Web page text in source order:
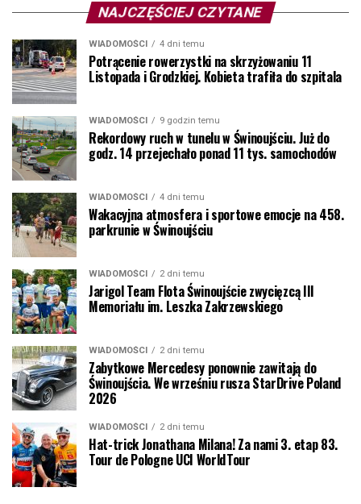
NAJCZĘŚCIEJ CZYTANE
WIADOMOŚCI 4 dni temu
Potrącenie rowerzystki na skrzyżowaniu 11
Listopada i Grodzkiej. Kobieta trafiła do szpitala
WIADOMOŚCI 9 godzin temu
Rekordowy ruch w tunelu w Świnoujściu. Już do
godz. 14 przejechało ponad 11 tys. samochodów
WIADOMOŚCI 4 dni temu
Wakacyjna atmosfera i sportowe emocje na 458.
parkrunie w Świnoujściu
WIADOMOŚCI 2 dni temu
Jarigol Team Flota Świnoujście zwycięzcą III
Memoriału im. Leszka Zakrzewskiego
WIADOMOŚCI 2 dni temu
Zabytkowe Mercedesy ponownie zawitają do
Świnoujścia. We wrześniu rusza StarDrive Poland
2026
WIADOMOŚCI 2 dni temu
Hat-trick Jonathana Milana! Za nami 3. etap 83.
Tour de Pologne UCI WorldTour